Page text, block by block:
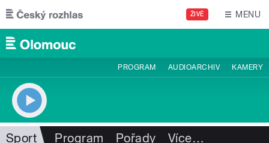
Přejít k hlavnímu obsahu
ŽIVĚ MENU
PROGRAM AUDIOARCHIV KAMERY
Sport Program Pořady Více…